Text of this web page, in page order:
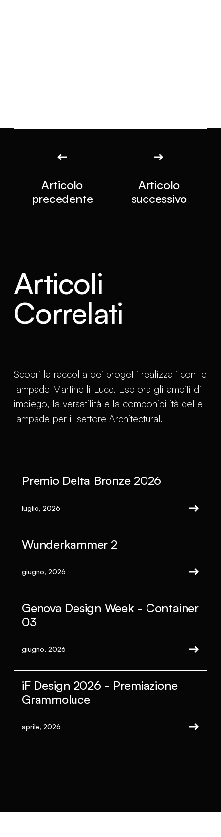
Articolo
precedente
Articolo
successivo
Articoli
Correlati
Scopri la raccolta dei progetti realizzati con le
lampade Martinelli Luce. Esplora gli ambiti di
impiego, la versatilità e la componibilità delle
lampade per il settore Architectural.
Premio Delta Bronze 2026
luglio, 2026
Wunderkammer 2
giugno, 2026
Genova Design Week - Container
03
giugno, 2026
iF Design 2026 - Premiazione
Grammoluce
aprile, 2026